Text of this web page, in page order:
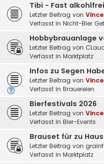
Tibi - Fast
Letzter Beitrag von Vince
Verfasst in Nicht-Bier
Hobbybrauanlage
Letzter Beitrag von
Verfasst in Marktplatz
Infos zu Segen
Letzter Beitrag von Vince
Verfasst in Brauereien
Bierfestivals 2026
Letzter Beitrag von Vince
Verfasst in Bier-Events
Brauset für zu
Letzter Beitrag von
Verfasst in Marktplatz